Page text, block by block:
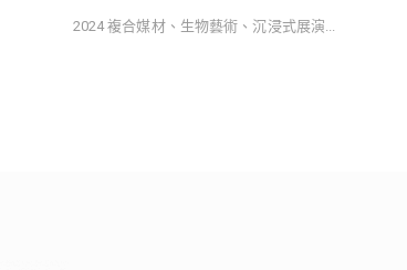
2024 複合媒材、生物藝術、沉浸式展演...